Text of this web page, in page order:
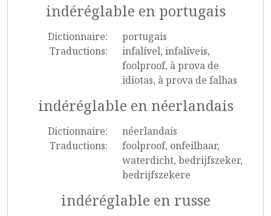
indéréglable en portugais
Dictionnaire:
portugais
Traductions:
infalível, infalíveis,
foolproof, à prova de
idiotas, à prova de falhas
indéréglable en néerlandais
Dictionnaire:
néerlandais
Traductions:
foolproof, onfeilbaar,
waterdicht, bedrijfszeker,
bedrijfszekere
indéréglable en russe